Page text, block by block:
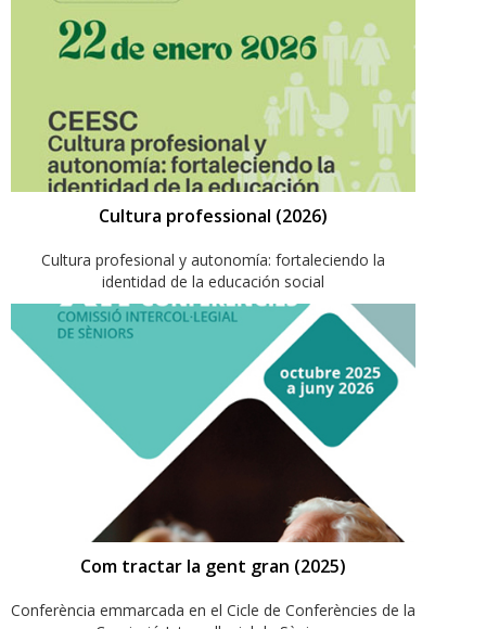
Cultura professional (2026)
Cultura profesional y autonomía: fortaleciendo la
identidad de la educación social
Com tractar la gent gran (2025)
Conferència emmarcada en el Cicle de Conferències de la